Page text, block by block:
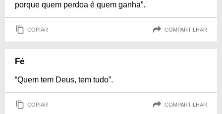
porque quem perdoa é quem ganha”.
COPIAR COMPARTILHAR
Fé
“Quem tem Deus, tem tudo”.
COPIAR COMPARTILHAR